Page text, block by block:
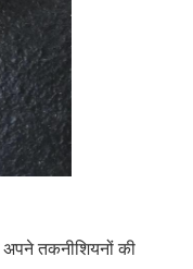
तकनीशियनों की